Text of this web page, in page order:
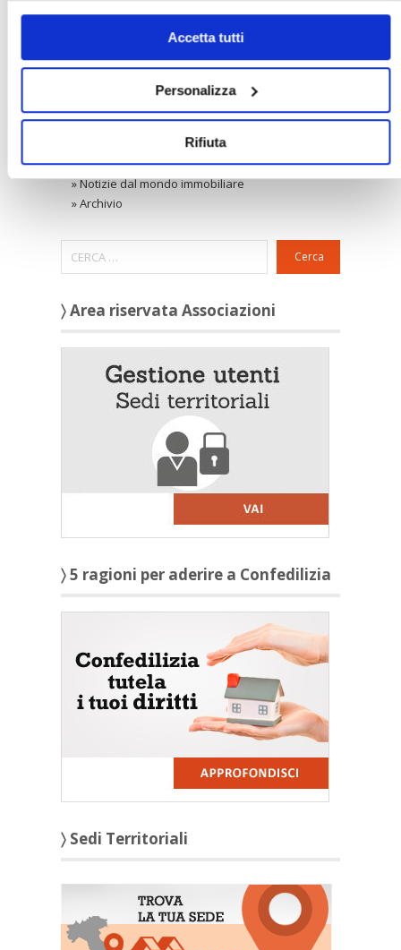
solo i cookie necessari.
Accetta tutti
Personalizza
Rifiuta
»Locazione ad uso abitativo
Locazione ad uso diverso dall'abitativo
Confedilizia notizie
»Ultimi aggiornamenti
»Confedilizia
»Notizie dal mondo immobiliare
»Archivio
Cerca
〉 Area riservata Associazioni
〉 5 ragioni per aderire a Confedilizia
〉 Sedi Territoriali